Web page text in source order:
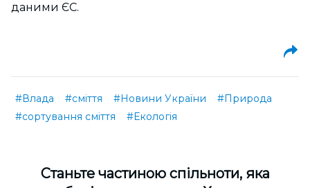
даними ЄС.
#Влада #сміття #Новини України
#Природа
#сортування сміття
#Екологія
Cтаньте частиною спільноти, яка